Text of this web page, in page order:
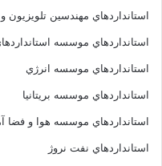
استانداردهاي مهندسين تلويزيون
استانداردهاي موسسه استانداردهاي
استانداردهاي موسسه انرژي
استانداردهاي موسسه بريتانيا
استانداردهاي موسسه هوا و فضا
استانداردهاي نفت نروژ